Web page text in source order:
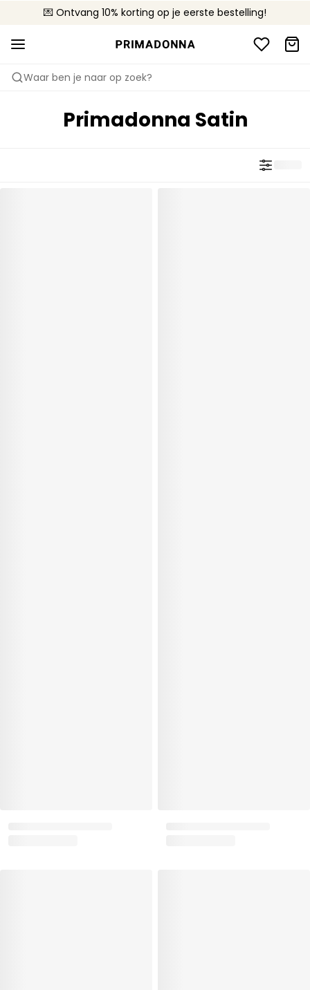
💌 Ontvang 10% korting op je eerste bestelling!
🚚 Gratis bezorging boven €90
📦 Gratis retourneren
Waar ben je naar op zoek?
Primadonna Satin